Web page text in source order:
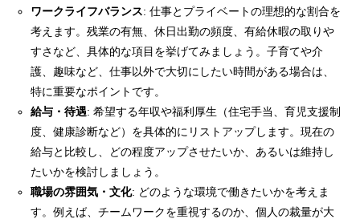
ワークライフバランス: 仕事とプライベートの理想的な割合を
考えます。残業の有無、休日出勤の頻度、有給休暇の取りや
すさなど、具体的な項目を挙げてみましょう。子育てや介
護、趣味など、仕事以外で大切にしたい時間がある場合は、
特に重要なポイントです。
給与・待遇: 希望する年収や福利厚生（住宅手当、育児支援制
度、健康診断など）を具体的にリストアップします。現在の
給与と比較し、どの程度アップさせたいか、あるいは維持し
たいかを検討しましょう。
職場の雰囲気・文化: どのような環境で働きたいかを考えま
す。例えば、チームワークを重視するのか、個人の裁量が大